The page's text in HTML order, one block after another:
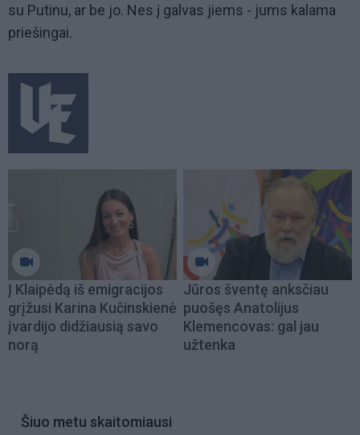
su Putinu, ar be jo. Nes į galvas jiems - jums kalama
priešingai.
Į Klaipėdą iš emigracijos
grįžusi Karina Kučinskienė
įvardijo didžiausią savo
norą
Jūros šventę anksčiau
puošęs Anatolijus
Klemencovas: gal jau
užtenka
Šiuo metu skaitomiausi